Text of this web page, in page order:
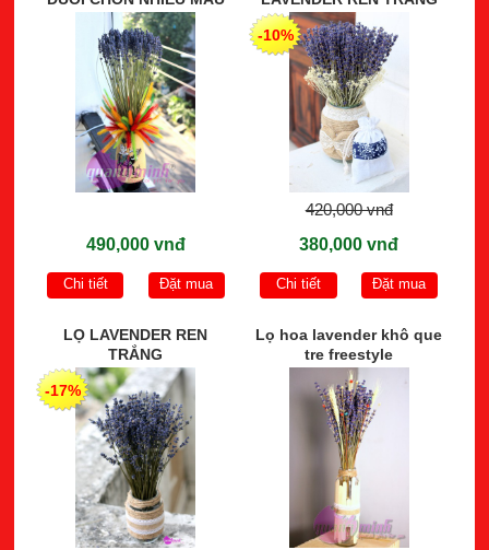
490,000 vnđ
Chi tiết Đặt mua
-10%
420,000 vnđ
380,000 vnđ
Chi tiết Đặt mua
LỌ LAVENDER REN
TRẮNG
-17%
Lọ hoa lavender khô que
tre freestyle